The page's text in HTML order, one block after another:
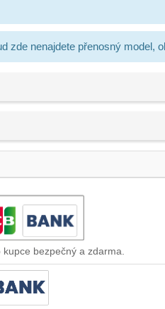
zde nenajdete přenosný model,
bezpečný a zdarma.